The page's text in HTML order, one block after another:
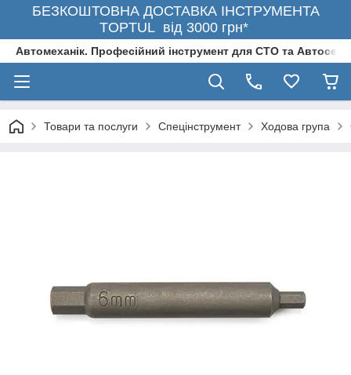
БЕЗКОШТОВНА ДОСТАВКА ІНСТРУМЕНТА
TOPTUL від 3000 грн*
Автомеханік. Професійний інструмент для СТО та
Товари та послуги Спецінструмент Ходова група